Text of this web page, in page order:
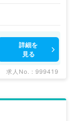
詳細を
見る
求人No. : 999419